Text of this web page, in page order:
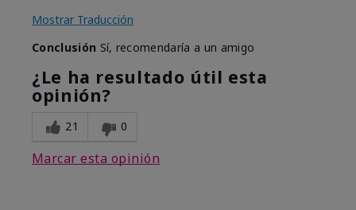
Mostrar Traducción
Conclusión Sí, recomendaría a un amigo
¿Le ha resultado útil esta
opinión?
21 0
Marcar esta opinión